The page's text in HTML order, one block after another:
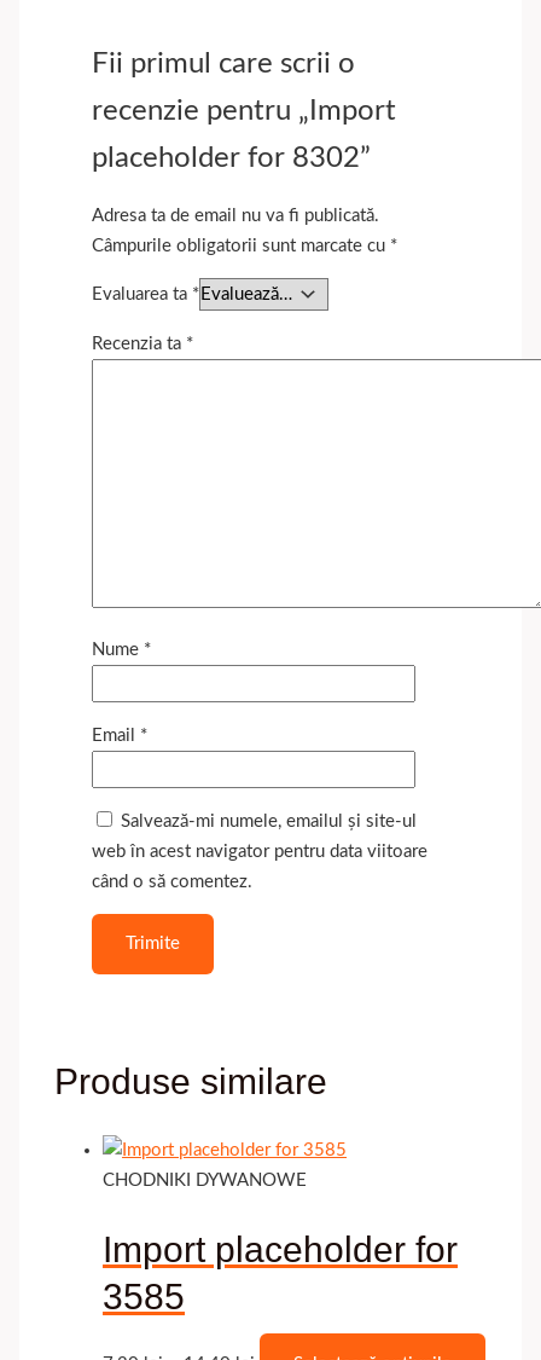
Fii primul care scrii o
recenzie pentru „Import
placeholder for 8302”
Adresa ta de email nu va fi publicată.
Câmpurile obligatorii sunt marcate cu *
Evaluarea ta *
Recenzia ta *
Nume *
Email *
Salvează-mi numele, emailul și site-ul
web în acest navigator pentru data viitoare
când o să comentez.
Produse similare
CHODNIKI DYWANOWE
Import placeholder for
3585